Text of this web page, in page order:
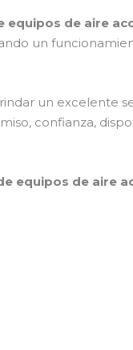
equipos de aire
un
un excelente
confianza,
equipos de aire